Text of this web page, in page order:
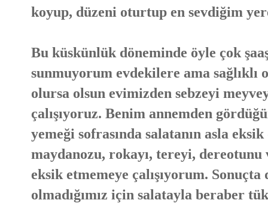
koyup, düzeni oturtup en sevdiğim
Bu küskünlük döneminde öyle çok
sunmuyorum evdekilere ama sağlıklı
olursa olsun evimizden sebzeyi
çalışıyoruz. Benim annemden
yemeği sofrasında salatanın asla
maydanozu, rokayı, tereyi,
eksik etmemeye çalışıyorum.
olmadığımız için salatayla beraber